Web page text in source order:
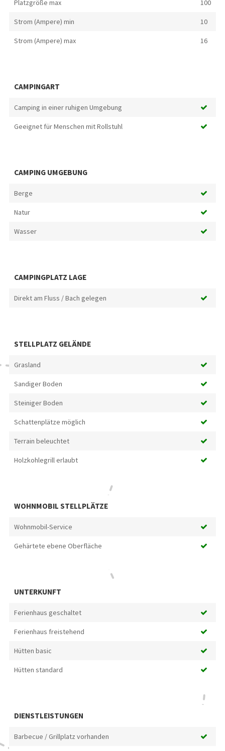
Platzgröße max 100
Strom (Ampere) min 10
Strom (Ampere) max 16
CAMPINGART
Camping in einer ruhigen Umgebung
Geeignet für Menschen mit Rollstuhl
CAMPING UMGEBUNG
Berge
Natur
Wasser
CAMPINGPLATZ LAGE
Direkt am Fluss / Bach gelegen
STELLPLATZ GELÄNDE
Grasland
Sandiger Boden
Steiniger Boden
Schattenplätze möglich
Terrain beleuchtet
Holzkohlegrill erlaubt
WOHNMOBIL STELLPLÄTZE
Wohnmobil-Service
Gehärtete ebene Oberfläche
UNTERKUNFT
Ferienhaus geschaltet
Ferienhaus freistehend
Hütten basic
Hütten standard
DIENSTLEISTUNGEN
Barbecue / Grillplatz vorhanden